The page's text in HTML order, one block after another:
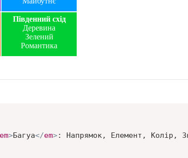
em>Багуа</em>: Напрямок, Елемент, Колір,